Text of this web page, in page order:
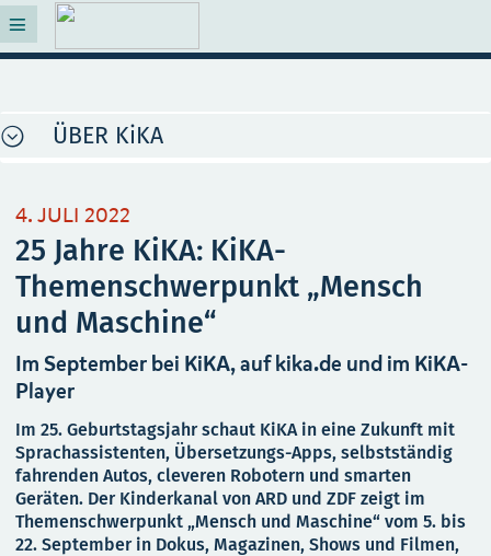
ÜBER KiKA
4. JULI 2022
25 Jahre KiKA: KiKA-
Themenschwerpunkt „Mensch
und Maschine“
Im September bei KiKA, auf kika.de und im KiKA-
Player
Im 25. Geburtstagsjahr schaut KiKA in eine Zukunft mit
Sprachassistenten, Übersetzungs-Apps, selbstständig
fahrenden Autos, cleveren Robotern und smarten
Geräten. Der Kinderkanal von ARD und ZDF zeigt im
Themenschwerpunkt „Mensch und Maschine“ vom 5. bis
22. September in Dokus, Magazinen, Shows und Filmen,